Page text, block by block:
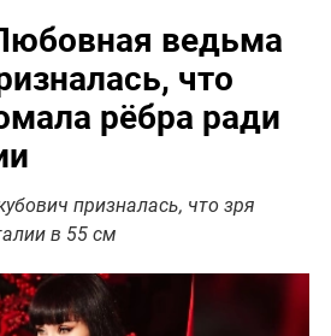
ведьма
что
рёбра ради
призналась, что зря
в 55 см